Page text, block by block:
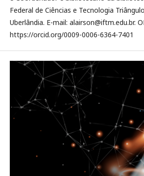
Federal de Ciências e Tecnologia
Uberlândia. E-mail: alairson@iftm.edu.br.
https://orcid.org/0009-0006-6364-7401